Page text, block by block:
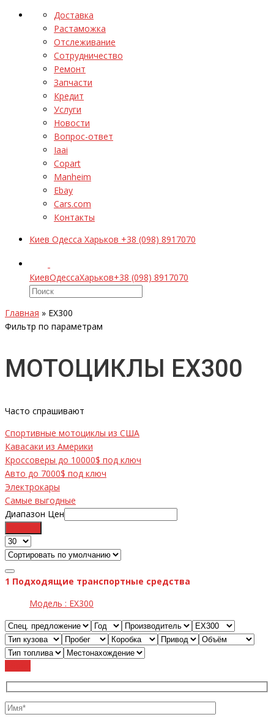
Доставка
Растаможка
Отслеживание
Сотрудничество
Ремонт
Запчасти
Кредит
Услуги
Новости
Вопрос-ответ
Iaai
Copart
Manheim
Ebay
Cars.com
Контакты
Киев Одесса Харьков +38 (098) 8917070
КиевОдессаХарьков+38 (098) 8917070
Главная » EX300
Фильтр по параметрам
МОТОЦИКЛЫ EX300
Часто спрашивают
Спортивные мотоциклы из США
Кавасаки из Америки
Кроссоверы до 10000$ под ключ
Авто до 7000$ под ключ
Электрокары
Самые выгодные
Диапазон Цен
1 Подходящие транспортные средства
Модель : EX300